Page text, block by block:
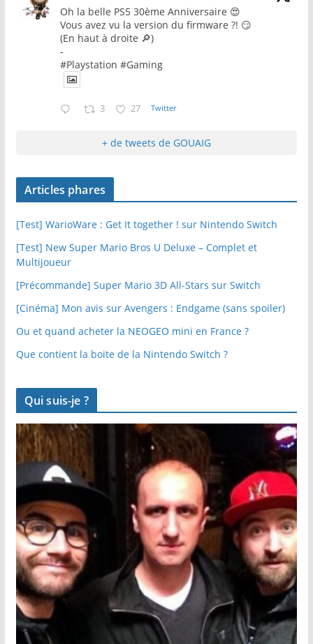
Oh la belle PS5 30ème Anniversaire 😍
Vous avez vu la version du firmware ?! 😏
(En haut à droite 🔎)
-
#Playstation #Gaming
3 27 Twitter
+ de tweets de GOUAIG
Articles phares
[Test] WarioWare : Get It together ! sur Nintendo Switch
[Test] New Super Mario Bros U Deluxe – Complet et
Multijoueur
[Précommande] Super Mario 3D All-Stars sur Switch
[Cinéma] Mon avis sur Avengers : Endgame (sans spoiler)
Ou et quand acheter la NEOGEO mini en France ?
Que contient la boite de la Nintendo Switch ?
Qui suis-je ?